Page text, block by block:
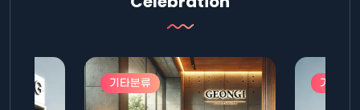
기타분류 기타분